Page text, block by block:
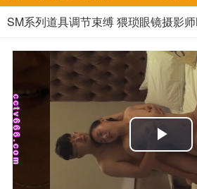
SM系列道具调节束缚 猥琐眼镜摄影